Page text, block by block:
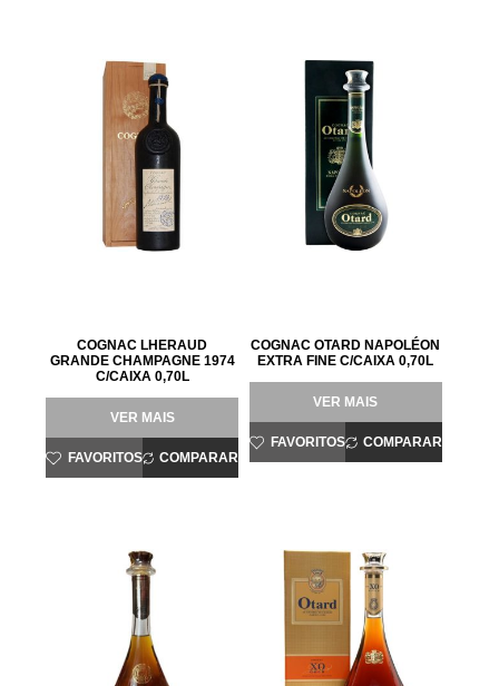
COGNAC LHERAUD
GRANDE CHAMPAGNE 1974
C/CAIXA 0,70L
VER MAIS
FAVORITOS COMPARAR
COGNAC OTARD NAPOLÉON
EXTRA FINE C/CAIXA 0,70L
VER MAIS
FAVORITOS COMPARAR